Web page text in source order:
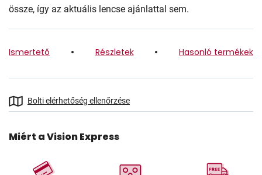
össze, így az aktuális lencse ajánlattal sem.
Ismertető Részletek Hasonló termékek
Bolti elérhetőség ellenőrzése
Miért a Vision Express